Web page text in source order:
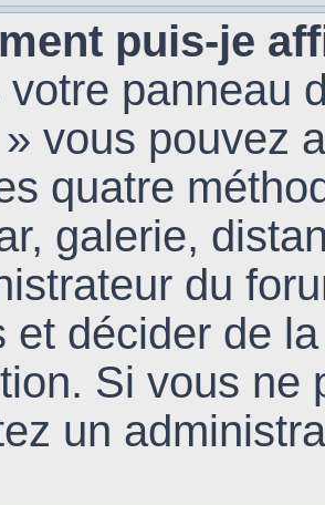
puis-je
panneau
vous pouvez
quatre
galerie,
du
et décider de
Si vous ne
un